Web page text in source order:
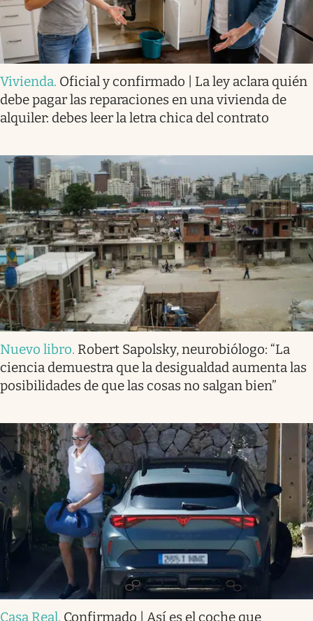
Vivienda. Oficial y confirmado | La ley aclara quién
debe pagar las reparaciones en una vivienda de
alquiler: debes leer la letra chica del contrato
Nuevo libro. Robert Sapolsky, neurobiólogo: “La
ciencia demuestra que la desigualdad aumenta las
posibilidades de que las cosas no salgan bien”
Casa Real. Confirmado | Así es el coche que